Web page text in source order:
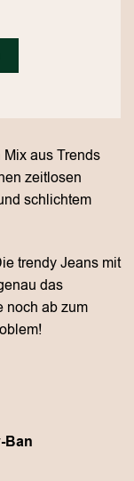
aus Trends
zeitlosen
schlichtem
trendy Jeans mit
das
noch ab zum
Ban